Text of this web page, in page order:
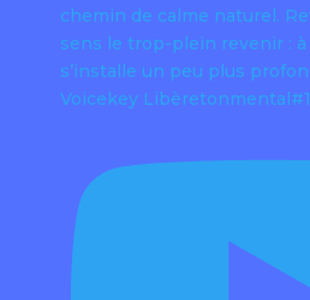
Voicekey Libèretonmental#1